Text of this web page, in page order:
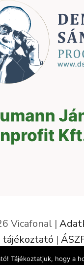
Vicafonal |
tájékoztató |
a
Tájékoztatjuk, hogy a